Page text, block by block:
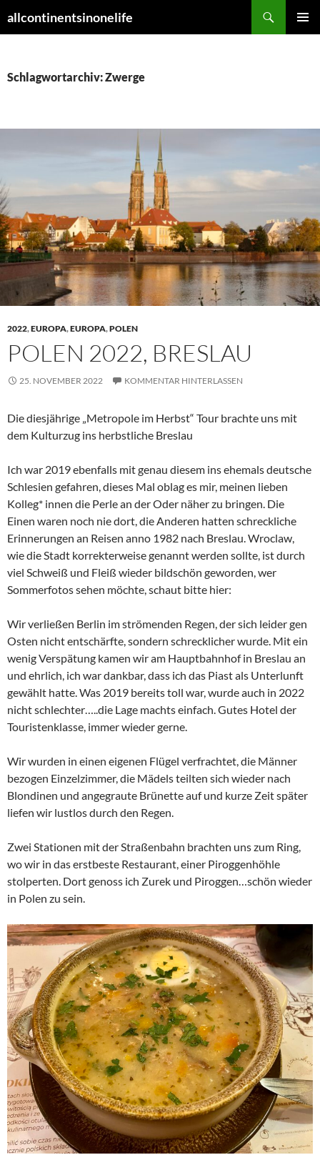
Inhalt
allcontinentsinonelife
Schlagwortarchiv: Zwerge
2022,EUROPA,EUROPA,POLEN
POLEN 2022, BRESLAU
25. NOVEMBER 2022 KOMMENTAR HINTERLASSEN
Die diesjährige „Metropole im Herbst“ Tour brachte uns mit
dem Kulturzug ins herbstliche Breslau
Ich war 2019 ebenfalls mit genau diesem ins ehemals deutsche
Schlesien gefahren, dieses Mal oblag es mir, meinen lieben
Kolleg* innen die Perle an der Oder näher zu bringen. Die
Einen waren noch nie dort, die Anderen hatten schreckliche
Erinnerungen an Reisen anno 1982 nach Breslau. Wroclaw,
wie die Stadt korrekterweise genannt werden sollte, ist durch
viel Schweiß und Fleiß wieder bildschön geworden, wer
Sommerfotos sehen möchte, schaut bitte hier:
Wir verließen Berlin im strömenden Regen, der sich leider gen
Osten nicht entschärfte, sondern schrecklicher wurde. Mit ein
wenig Verspätung kamen wir am Hauptbahnhof in Breslau an
und ehrlich, ich war dankbar, dass ich das Piast als Unterlunft
gewählt hatte. Was 2019 bereits toll war, wurde auch in 2022
nicht schlechter…..die Lage machts einfach. Gutes Hotel der
Touristenklasse, immer wieder gerne.
Wir wurden in einen eigenen Flügel verfrachtet, die Männer
bezogen Einzelzimmer, die Mädels teilten sich wieder nach
Blondinen und angegraute Brünette auf und kurze Zeit später
liefen wir lustlos durch den Regen.
Zwei Stationen mit der Straßenbahn brachten uns zum Ring,
wo wir in das erstbeste Restaurant, einer Piroggenhöhle
stolperten. Dort genoss ich Zurek und Piroggen…schön wieder
in Polen zu sein.